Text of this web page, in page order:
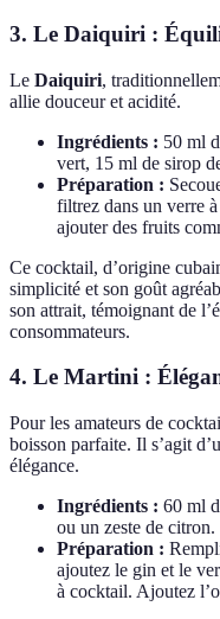
3. Le Daiquiri :
Le Daiquiri,
allie douceur et acidité.
Ingrédients : 50 ml
vert, 15 ml de sirop
Préparation :
filtrez dans un verre
ajouter des fruits
Ce cocktail, d’origine
simplicité et son goût
son attrait, témoignant de
consommateurs.
4. Le Martini :
Pour les amateurs de
boisson parfaite. Il s’agit
élégance.
Ingrédients : 60 ml
ou un zeste de citron.
Préparation :
ajoutez le gin et le
à cocktail. Ajoutez